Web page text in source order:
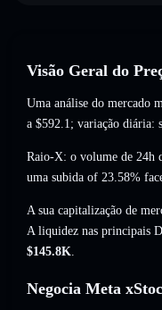
Visão Geral do
Uma análise do mercado
a $592.1; variação diária:
Raio-X: o volume de 24h
uma subida of 23.58%
A sua capitalização de
A liquidez nas principais
$145.8K.
Negocia Meta